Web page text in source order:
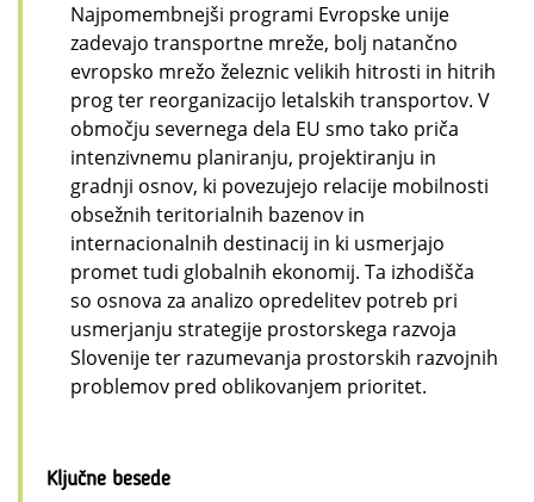
Najpomembnejši programi Evropske unije
zadevajo transportne mreže, bolj natančno
evropsko mrežo železnic velikih hitrosti in hitrih
prog ter reorganizacijo letalskih transportov. V
območju severnega dela EU smo tako priča
intenzivnemu planiranju, projektiranju in
gradnji osnov, ki povezujejo relacije mobilnosti
obsežnih teritorialnih bazenov in
internacionalnih destinacij in ki usmerjajo
promet tudi globalnih ekonomij. Ta izhodišča
so osnova za analizo opredelitev potreb pri
usmerjanju strategije prostorskega razvoja
Slovenije ter razumevanja prostorskih razvojnih
problemov pred oblikovanjem prioritet.
Ključne besede